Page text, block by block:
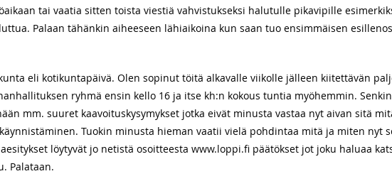
tai vaatia sitten toista viestiä vahvistukseksi halutulle pikavipille
Palaan tähänkin aiheeseen lähiaikoina kun saan tuo ensimmäisen
eli kotikuntapäivä. Olen sopinut töitä alkavalle viikolle jälleen kiitettävän
ryhmä ensin kello 16 ja itse kh:n kokous tuntia myöhemmin.
mm. suuret kaavoituskysymykset jotka eivät minusta vastaa nyt aivan sitä
Tuokin minusta hieman vaatii vielä pohdintaa mitä ja miten nyt
löytyvät jo netistä osoitteesta www.loppi.fi päätökset jot joku haluaa
Palataan.